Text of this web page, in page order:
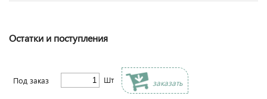
Остатки и поступления
Под заказ Шт заказать